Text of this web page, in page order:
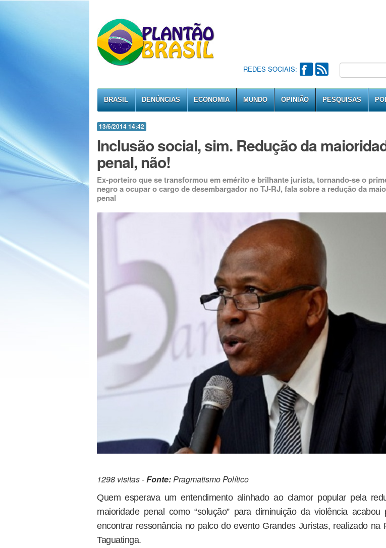
REDES SOCIAIS:
BRASIL DENÚNCIAS ECONOMIA MUNDO OPINIÃO PESQUISAS
13/6/2014 14:42
Inclusão social, sim. Redução da
penal, não!
Ex-porteiro que se transformou em emérito e brilhante jurista, tornando-se o
negro a ocupar o cargo de desembargador no TJ-RJ, fala sobre a redução da
penal
1298 visitas -Fonte:Pragmatismo Político
Quem esperava um entendimento alinhado ao clamor popular pela
maioridade penal como “solução” para diminuição da violência acabou
encontrar ressonância no palco do evento Grandes Juristas, realizado na
Taguatinga.